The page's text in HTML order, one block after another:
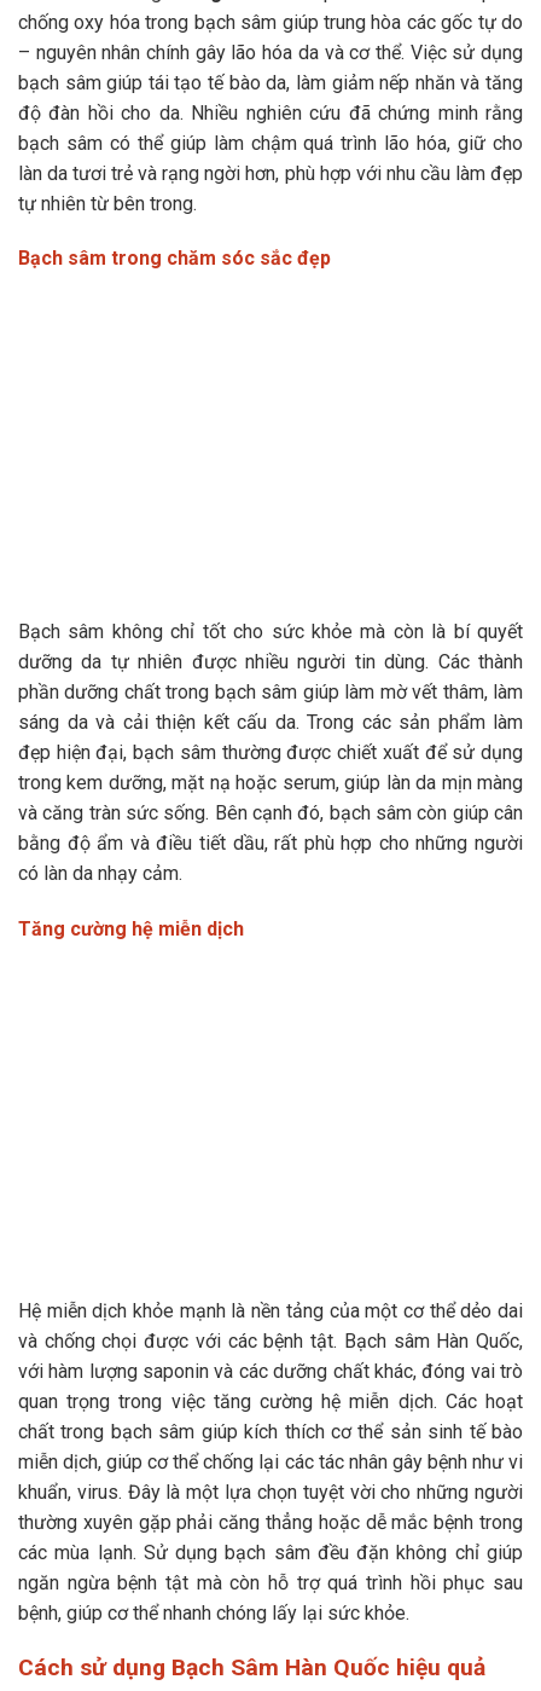
chống oxy hóa trong bạch sâm giúp trung hòa các gốc tự do
– nguyên nhân chính gây lão hóa da và cơ thể. Việc sử dụng
bạch sâm giúp tái tạo tế bào da, làm giảm nếp nhăn và tăng
độ đàn hồi cho da. Nhiều nghiên cứu đã chứng minh rằng
bạch sâm có thể giúp làm chậm quá trình lão hóa, giữ cho
làn da tươi trẻ và rạng ngời hơn, phù hợp với nhu cầu làm đẹp
tự nhiên từ bên trong.
Bạch sâm trong chăm sóc sắc đẹp
Bạch sâm không chỉ tốt cho sức khỏe mà còn là bí quyết
dưỡng da tự nhiên được nhiều người tin dùng. Các thành
phần dưỡng chất trong bạch sâm giúp làm mờ vết thâm, làm
sáng da và cải thiện kết cấu da. Trong các sản phẩm làm
đẹp hiện đại, bạch sâm thường được chiết xuất để sử dụng
trong kem dưỡng, mặt nạ hoặc serum, giúp làn da mịn màng
và căng tràn sức sống. Bên cạnh đó, bạch sâm còn giúp cân
bằng độ ẩm và điều tiết dầu, rất phù hợp cho những người
có làn da nhạy cảm.
Tăng cường hệ miễn dịch
Hệ miễn dịch khỏe mạnh là nền tảng của một cơ thể dẻo dai
và chống chọi được với các bệnh tật. Bạch sâm Hàn Quốc,
với hàm lượng saponin và các dưỡng chất khác, đóng vai trò
quan trọng trong việc tăng cường hệ miễn dịch. Các hoạt
chất trong bạch sâm giúp kích thích cơ thể sản sinh tế bào
miễn dịch, giúp cơ thể chống lại các tác nhân gây bệnh như vi
khuẩn, virus. Đây là một lựa chọn tuyệt vời cho những người
thường xuyên gặp phải căng thẳng hoặc dễ mắc bệnh trong
các mùa lạnh. Sử dụng bạch sâm đều đặn không chỉ giúp
ngăn ngừa bệnh tật mà còn hỗ trợ quá trình hồi phục sau
bệnh, giúp cơ thể nhanh chóng lấy lại sức khỏe.
Cách sử dụng Bạch Sâm Hàn Quốc hiệu quả